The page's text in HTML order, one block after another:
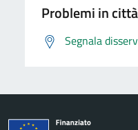
Problemi in città
Segnala